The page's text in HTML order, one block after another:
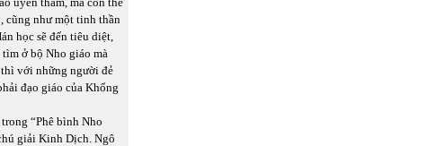
cũng như một tinh thần
học sẽ đến tiêu diệt,
ở bộ Nho giáo mà
với những người đẻ
đạo giáo của Khổng
“Phê bình Nho
giải Kinh Dịch. Ngô